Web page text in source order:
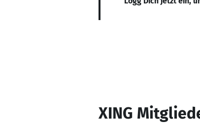
XING